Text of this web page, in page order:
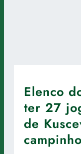
Elenco
ter 27
de
campinho